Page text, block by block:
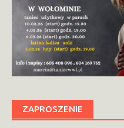
ZAPROSZENIE